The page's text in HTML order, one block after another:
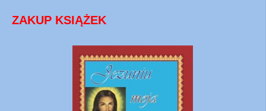
ZAKUP KSIĄŻEK